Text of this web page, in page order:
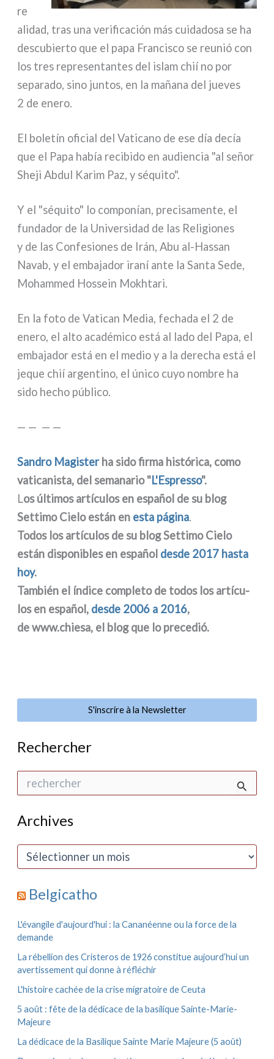
re
a­li­dad, tras una veri­fi­ca­ción más cui­da­do­sa se ha
descu­bier­to que el papa Francisco se reu­nió con
los tres repre­sen­tan­tes del islam chií no por
sepa­ra­do, sino jun­tos, en la maña­na del jue­ves
2 de ene­ro.
El bole­tín ofi­cial del Vaticano de ese día decía
que el Papa había reci­bi­do en audien­cia "al señor
Sheji Abdul Karim Paz, y séqui­to".
Y el "séqui­to" lo com­po­nían, pre­ci­sa­men­te, el
fun­da­dor de la Universidad de las Religiones
y de las Confesiones de Irán, Abu al-Hassan
Navab, y el emba­ja­dor ira­ní ante la Santa Sede,
Mohammed Hossein Mokhtari.
En la foto de Vatican Media, fecha­da el 2 de
ene­ro, el alto aca­dé­mi­co está al lado del Papa, el
emba­ja­dor está en el medio y a la dere­cha está el
jeque chií argen­ti­no, el úni­co cuyo nom­bre ha
sido hecho públi­co.
— — — —
Sandro Magisterha sido fir­ma histó­ri­ca, como
vati­ca­ni­sta, del sema­na­rio "L'Espresso".
Los últi­mos artí­cu­los en español de su blog
Settimo Cielo están en esta pági­na.
Todos los artí­cu­los de su blog Settimo Cielo
están dispo­ni­bles en español desde 2017 hasta
hoy.
También el índi­ce com­ple­to de todos los artí­cu­
los en español, desde 2006 a 2016,
de www.chiesa, el blog que lo pre­ce­dió.
S'inscrire à la Newsletter
Rechercher
e
c
Archives
A
i
e
s
Belgicatho
L'évangile d'aujourd'hui : la Cananéenne ou la force de la
demande
La rébellion des Cristeros de 1926 constitue aujourd’hui un
avertissement qui donne à réfléchir
L'histoire cachée de la crise migratoire de Ceuta
5 août : fête de la dédicace de la basilique Sainte-Marie-
Majeure
La dédicace de la Basilique Sainte Marie Majeure (5 août)